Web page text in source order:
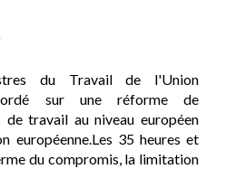
du Travail de l'Union
sur une réforme de
de travail au niveau européen
européenne.Les 35 heures et
du compromis, la limitation